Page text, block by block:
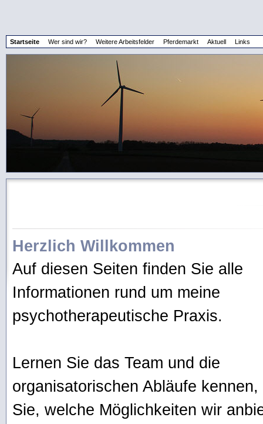
Startseite Wer sind wir? Weitere Arbeitsfelder Pferdemarkt Aktuell Links
Herzlich Willkommen
Auf diesen Seiten finden Sie alle
Informationen rund um meine
psychotherapeutische Praxis.
Lernen Sie das Team und die
organisatorischen Abläufe kennen,
Sie, welche Möglichkeiten wir